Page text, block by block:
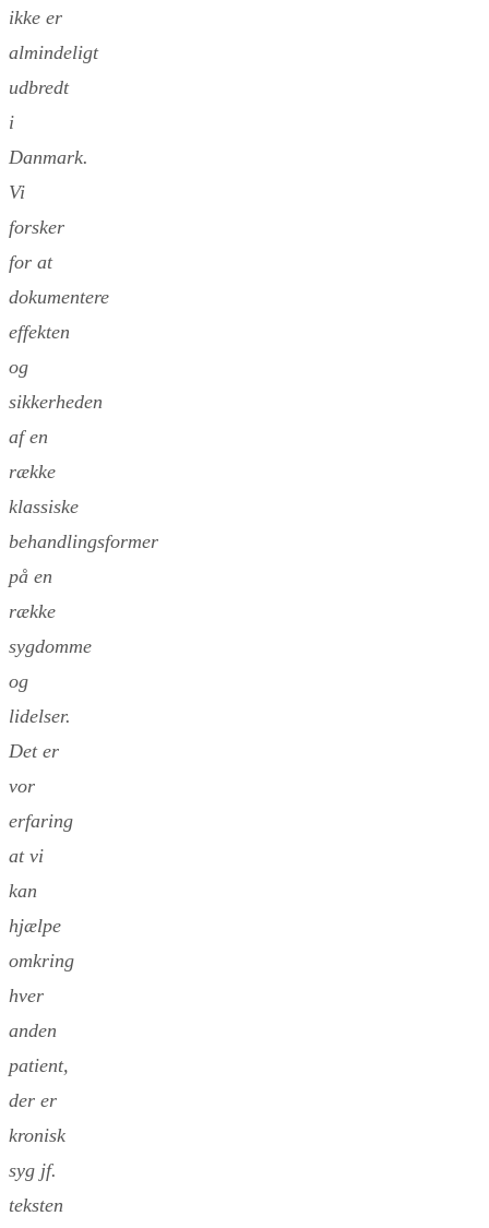
ikke er
almindeligt
udbredt
i
Danmark.
Vi
forsker
for at
dokumentere
effekten
og
sikkerheden
af en
række
klassiske
behandlingsformer
på en
række
sygdomme
og
lidelser.
Det er
vor
erfaring
at vi
kan
hjælpe
omkring
hver
anden
patient,
der er
kronisk
syg jf.
teksten